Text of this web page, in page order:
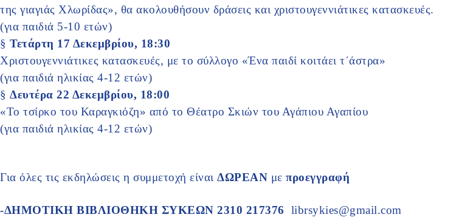
της γιαγιάς Χλωρίδας», θα ακολουθήσουν δράσεις και χριστουγεννιάτικες κατασκευές.
(για παιδιά 5-10 ετών)
§ Τετάρτη 17 Δεκεμβρίου, 18:30
Χριστουγεννιάτικες κατασκευές, με το σύλλογο «Ένα παιδί κοιτάει τ΄άστρα»
(για παιδιά ηλικίας 4-12 ετών)
§ Δευτέρα 22 Δεκεμβρίου, 18:00
«Το τσίρκο του Καραγκιόζη» από το Θέατρο Σκιών του Αγάπιου Αγαπίου
(για παιδιά ηλικίας 4-12 ετών)
Για όλες τις εκδηλώσεις η συμμετοχή είναι ΔΩΡΕΑΝ με προεγγραφή
-ΔΗΜΟΤΙΚΗ ΒΙΒΛΙΟΘΗΚΗ ΣΥΚΕΩΝ 2310 217376
librsykies@gmail.com